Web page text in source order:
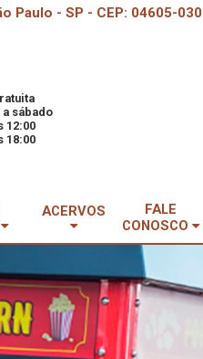
Paulo - SP - CEP: 04605-030
sábado
12:00
18:00
ACERVOS
FALE
CONOSCO